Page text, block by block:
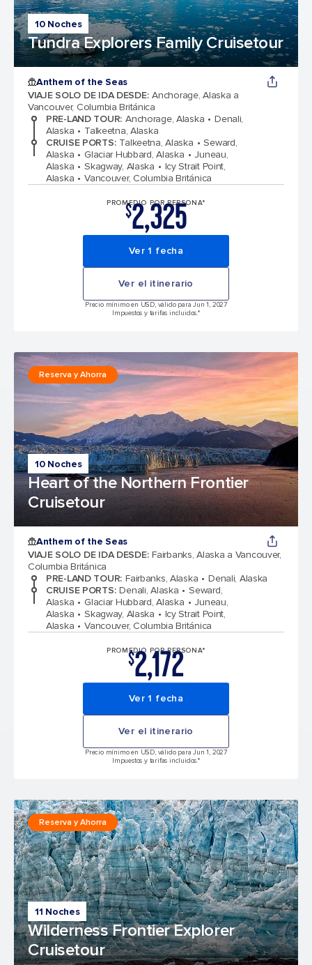
10 Noches
Tundra Explorers Family Cruisetour
Anthem of the Seas
VIAJE SOLO DE IDA DESDE: Anchorage, Alaska a
Vancouver, Columbia Británica
PRE-LAND TOUR: Anchorage, Alaska
Denali,
Alaska
Talkeetna, Alaska
CRUISE PORTS: Talkeetna, Alaska
Seward,
Alaska
Glaciar Hubbard, Alaska
Juneau,
Alaska
Skagway, Alaska
Icy Strait Point,
Alaska
Vancouver, Columbia Británica
PROMEDIO POR PERSONA*
$2,325
Ver 1 fecha
Ver el itinerario
Precio mínimo en USD, válido para Jun 1, 2027
Impuestos y tarifas incluidos.*
10 Noches
Heart of the Northern Frontier
Cruisetour
Reserva y Ahorra
Anthem of the Seas
VIAJE SOLO DE IDA DESDE: Fairbanks, Alaska a Vancouver,
Columbia Británica
PRE-LAND TOUR: Fairbanks, Alaska
Denali, Alaska
CRUISE PORTS: Denali, Alaska
Seward,
Alaska
Glaciar Hubbard, Alaska
Juneau,
Alaska
Skagway, Alaska
Icy Strait Point,
Alaska
Vancouver, Columbia Británica
PROMEDIO POR PERSONA*
$2,172
Ver 1 fecha
Ver el itinerario
Precio mínimo en USD, válido para Jun 1, 2027
Impuestos y tarifas incluidos.*
11 Noches
Wilderness Frontier Explorer
Cruisetour
Reserva y Ahorra